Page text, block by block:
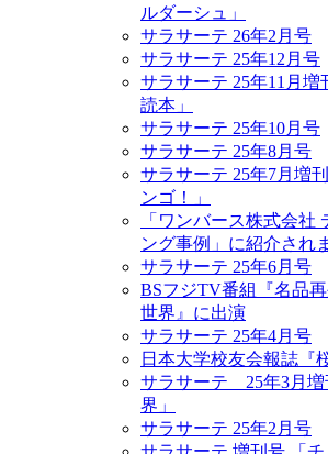
ルダーシュ」
サラサーテ 26年2月号
サラサーテ 25年12月号
サラサーテ 25年11月増
読本」
サラサーテ 25年10月号
サラサーテ 25年8月号
サラサーテ 25年7月増
ンゴ！」
「ワンバース株式会社
ング事例」に紹介され
サラサーテ 25年6月号
BSフジTV番組『名品
世界』に出演
サラサーテ 25年4月号
日本大学校友会報誌『
サラサーテ 25年3月増
界」
サラサーテ 25年2月号